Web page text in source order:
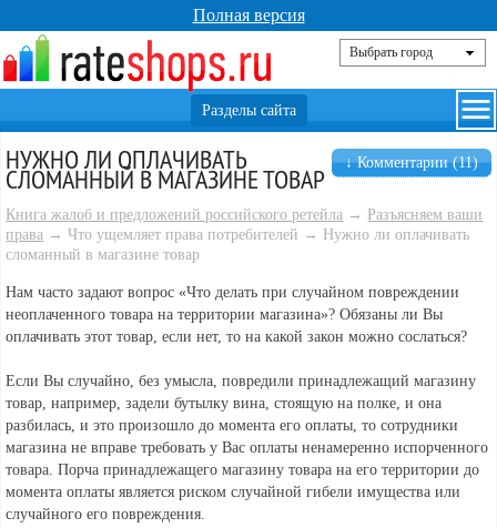
Полная версия
↓ Комментарии (11)
НУЖНО ЛИ ОПЛАЧИВАТЬ
СЛОМАННЫЙ В МАГАЗИНЕ ТОВАР
Книга жалоб и предложений российского ретейла → Разъясняем ваши
права → Что ущемляет права потребителей → Нужно ли оплачивать
сломанный в магазине товар
Нам часто задают вопрос «Что делать при случайном повреждении
неоплаченного товара на территории магазина»? Обязаны ли Вы
оплачивать этот товар, если нет, то на какой закон можно сослаться?
Если Вы случайно, без умысла, повредили принадлежащий магазину
товар, например, задели бутылку вина, стоящую на полке, и она
разбилась, и это произошло до момента его оплаты, то сотрудники
магазина не вправе требовать у Вас оплаты ненамеренно испорченного
товара. Порча принадлежащего магазину товара на его территории до
момента оплаты является риском случайной гибели имущества или
случайного его повреждения.